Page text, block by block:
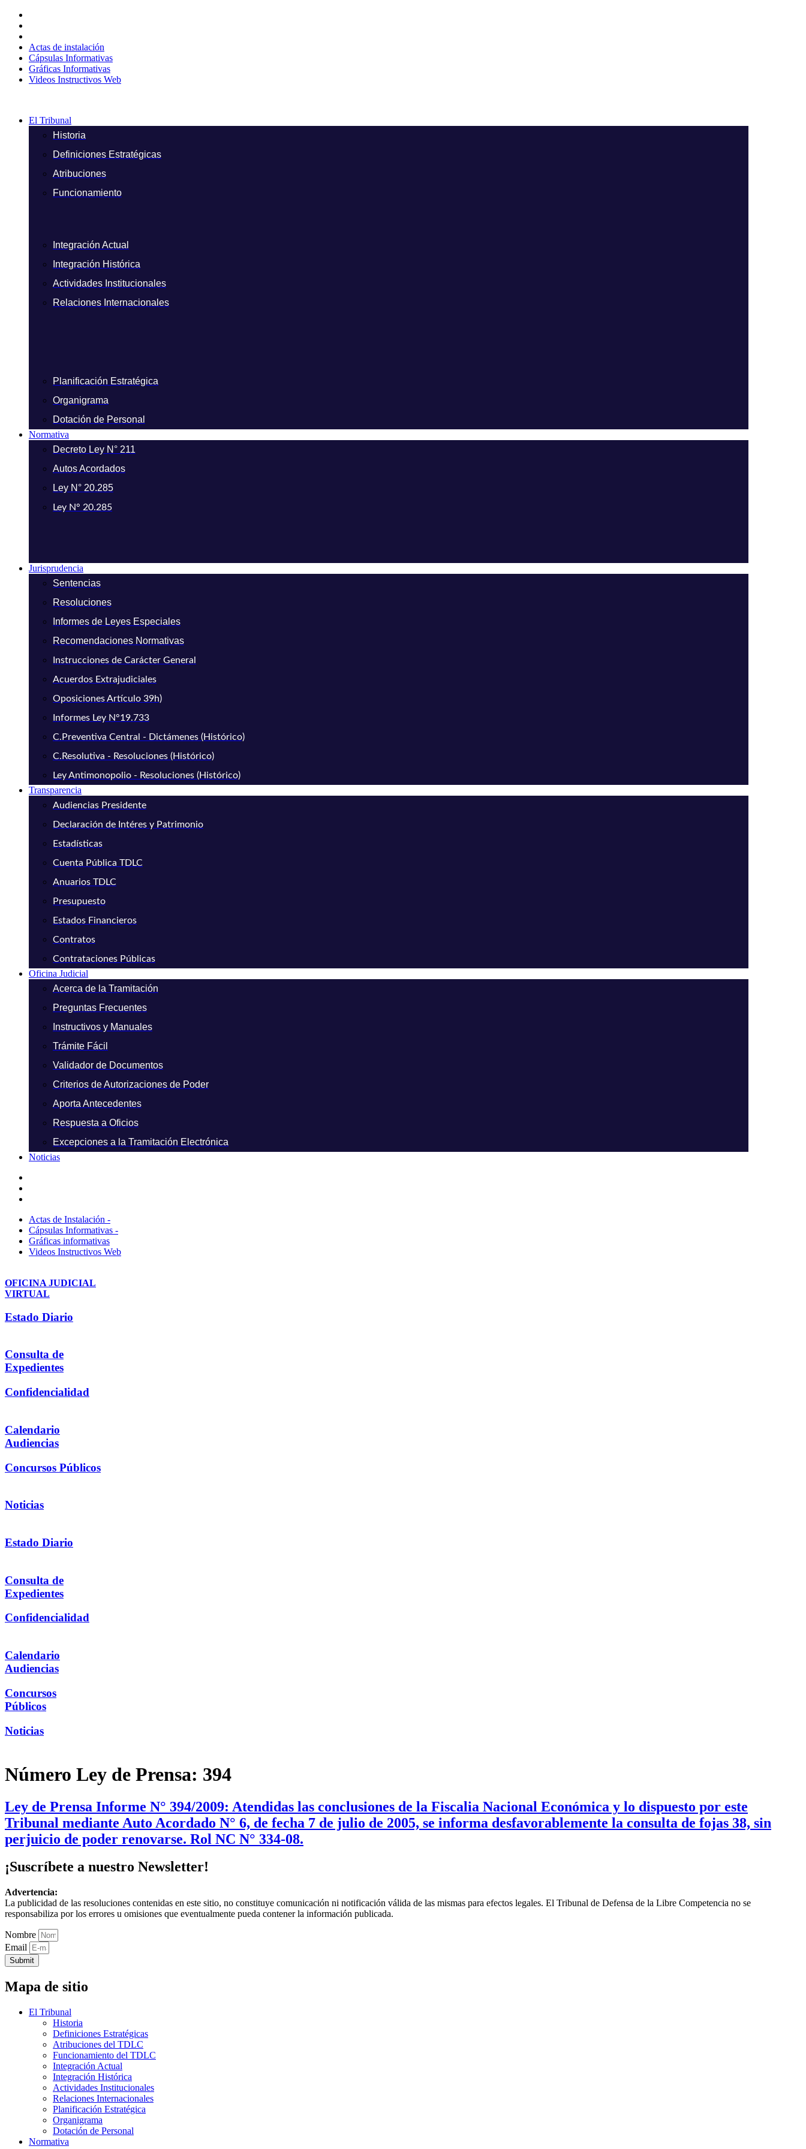
contenido
Actas de instalación
Cápsulas Informativas
Gráficas Informativas
Videos Instructivos Web
El Tribunal
Historia
Definiciones Estratégicas
Atribuciones
Funcionamiento
Integración Actual
Integración Histórica
Actividades Institucionales
Relaciones Internacionales
Planificación Estratégica
Organigrama
Dotación de Personal
Normativa
Decreto Ley N° 211
Autos Acordados
Ley N° 20.285
Ley N° 20.285
Jurisprudencia
Sentencias
Resoluciones
Informes de Leyes Especiales
Recomendaciones Normativas
Instrucciones de Carácter General
Acuerdos Extrajudiciales
Oposiciones Artículo 39h)
Informes Ley N°19.733
C.Preventiva Central - Dictámenes (Histórico)
C.Resolutiva - Resoluciones (Histórico)
Ley Antimonopolio - Resoluciones (Histórico)
Transparencia
Audiencias Presidente
Declaración de Intéres y Patrimonio
Estadísticas
Cuenta Pública TDLC
Anuarios TDLC
Presupuesto
Estados Financieros
Contratos
Contrataciones Públicas
Oficina Judicial
Acerca de la Tramitación
Preguntas Frecuentes
Instructivos y Manuales
Trámite Fácil
Validador de Documentos
Criterios de Autorizaciones de Poder
Aporta Antecedentes
Respuesta a Oficios
Excepciones a la Tramitación Electrónica
Noticias
Actas de Instalación -
Cápsulas Informativas -
Gráficas informativas
Videos Instructivos Web
OFICINA JUDICIAL
VIRTUAL
Estado Diario
Consulta de
Expedientes
Confidencialidad
Calendario
Audiencias
Concursos Públicos
Noticias
Estado Diario
Consulta de
Expedientes
Confidencialidad
Calendario
Audiencias
Concursos
Públicos
Noticias
Número Ley de Prensa: 394
Ley de Prensa Informe N° 394/2009: Atendidas las conclusiones de la Fiscalia Nacional Económica y lo dispuesto por este
Tribunal mediante Auto Acordado N° 6, de fecha 7 de julio de 2005, se informa desfavorablemente la consulta de fojas 38, sin
perjuicio de poder renovarse. Rol NC N° 334-08.
¡Suscríbete a nuestro Newsletter!
Advertencia:
La publicidad de las resoluciones contenidas en este sitio, no constituye comunicación ni notificación válida de las mismas para efectos legales. El Tribunal de Defensa de la Libre Competencia no se
responsabiliza por los errores u omisiones que eventualmente pueda contener la información publicada.
Nombre
Email
Submit
Mapa de sitio
El Tribunal
Historia
Definiciones Estratégicas
Atribuciones del TDLC
Funcionamiento del TDLC
Integración Actual
Integración Histórica
Actividades Institucionales
Relaciones Internacionales
Planificación Estratégica
Organigrama
Dotación de Personal
Normativa